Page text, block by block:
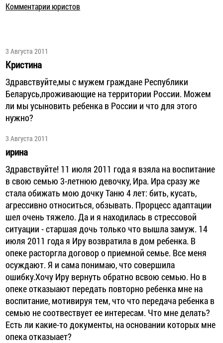
Комментарии юристов
3 Августа 2011
Кристина
Здравствуйте,мы с мужем граждане Республики
Беларусь,проживающие на территории России. Можем
ли мы усыновить ребенка в России и что для этого
нужно?
3 Августа 2011
ирина
Здравствуйте! 11 июля 2011 года я взяла на воспитание
в свою семью 3-летнюю девочку, Ира. Ира сразу же
стала обижать мою дочку Таню 4 лет: бить, кусать,
агрессивно относиться, обзывать. Прорцесс адаптации
шел очень тяжело. Да и я находилась в стрессовой
ситуации - старшая дочь только что вышла замуж. 14
июля 2011 года я Иру возвратила в дом ребенка. В
опеке расторгла договор о приемной семье. Все меня
осуждают. Я и сама понимаю, что совершила
ошибку.Хочу Иру вернуть обратно всвою семью. Но в
опеке отказыают передать повторно ребенка мне на
воспитание, мотивируя тем, что что передача ребенка в
семью не соотвествует ее интересам. Что мне делать?
Есть ли какие-то документы, на основании которых мне
опека отказыает?